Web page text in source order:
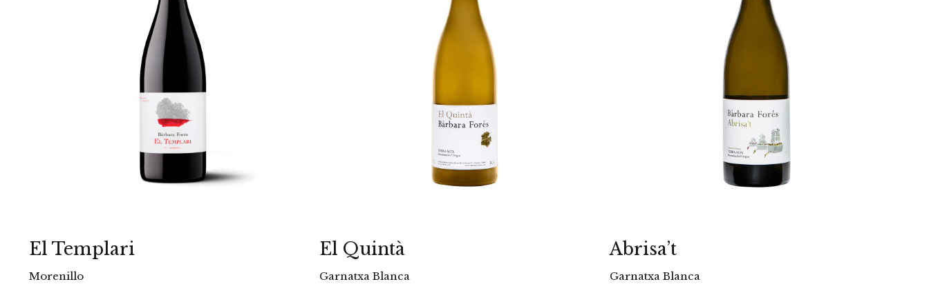
El Templari
Morenillo
El Quintà
Garnatxa Blanca
Abrisa’t
Garnatxa Blanca